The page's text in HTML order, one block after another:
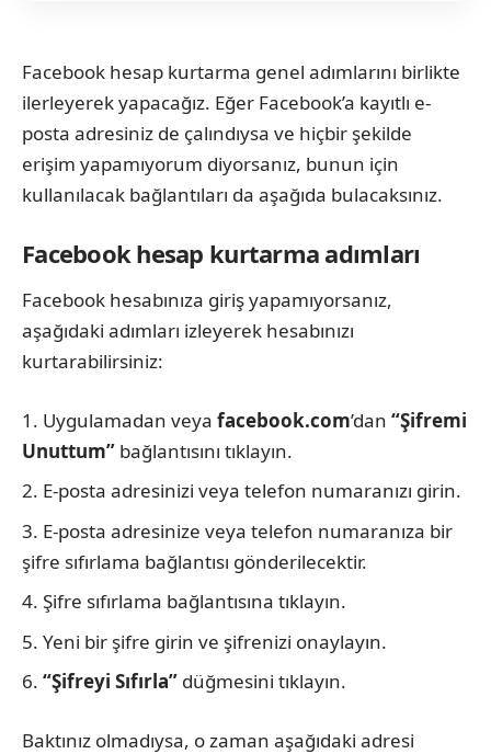
Facebook hesap kurtarma genel adımlarını birlikte
ilerleyerek yapacağız. Eğer Facebook’a kayıtlı e-
posta adresiniz de çalındıysa ve hiçbir şekilde
erişim yapamıyorum diyorsanız, bunun için
kullanılacak bağlantıları da aşağıda bulacaksınız.
Facebook hesap kurtarma adımları
Facebook hesabınıza giriş yapamıyorsanız,
aşağıdaki adımları izleyerek hesabınızı
kurtarabilirsiniz:
Uygulamadan veya facebook.com’dan “Şifremi
Unuttum” bağlantısını tıklayın.
E-posta adresinizi veya telefon numaranızı girin.
E-posta adresinize veya telefon numaranıza bir
şifre sıfırlama bağlantısı gönderilecektir.
Şifre sıfırlama bağlantısına tıklayın.
Yeni bir şifre girin ve şifrenizi onaylayın.
“Şifreyi Sıfırla” düğmesini tıklayın.
Baktınız olmadıysa, o zaman aşağıdaki adresi